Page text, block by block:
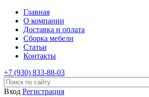
Главная
О компании
Доставка и оплата
Сборка мебели
Статьи
Контакты
+7 (930) 833-88-03
Вход Регистрация